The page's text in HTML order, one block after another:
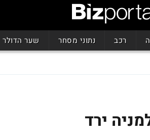
רכב נתוני מסחר שער הדולר
ירד